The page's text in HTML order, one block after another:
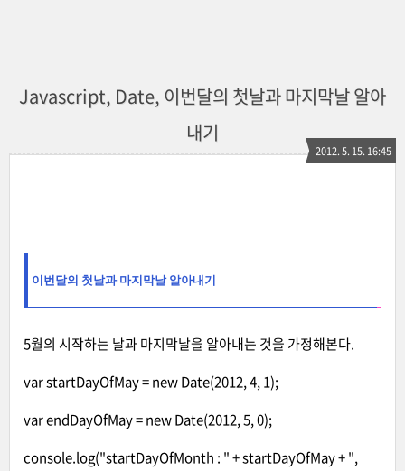
Javascript, Date, 이번달의 첫날과 마지막날 알아
내기
2012. 5. 15. 16:45
이번달의 첫날과 마지막날 알아내기
5월의 시작하는 날과 마지막날을 알아내는 것을 가정해본다.
var startDayOfMay = new Date(2012, 4, 1);
var endDayOfMay = new Date(2012, 5, 0);
console.log("startDayOfMonth : " + startDayOfMay + ",